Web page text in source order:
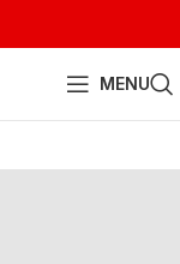
MENU